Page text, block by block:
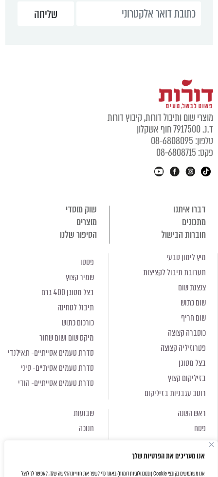
אנו מעריכים את הפרטיות שלך
אנו משתמשים בקובצי Cookie (ובטכנולוגיות דומות) באתר כדי לשפר את חוויית הגלישה שלך, לאפשר לך לנצל
מוצרי שום ותיבול דורות, קיבוץ דורות
ד.נ. 7917500 חוף אשקלון
טלפון: 08-6808095
פקס: 08-6808715
דברו איתנו
שוק מוסדי
מתכונים
מוצרים
חוברות הבישול
הסיפור שלנו
מיץ לימון טבעי
תערובת תיבול לקציצות
צנצנת שום
שום כתוש
שום חריף
כוסברה קצוצה
פטרוזיליה קצוצה
בצל מטוגן
בזיליקום קצוץ
רוטב עגבניות בזיליקום
פסטו
שמיר קצוץ
בצל מטוגן 400 גרם
תיבול לטחינה
כורכום כתוש
מיקס שום ושום שחור
סדרת טעמים אסייתיים- תאילנדי
סדרת טעמים אסיתיים- סיני
סדרת טעמים אסייתיים- הודי
ראש השנה
פסח
שבועות
חנוכה
ראש השנה
פסח
חנוכה